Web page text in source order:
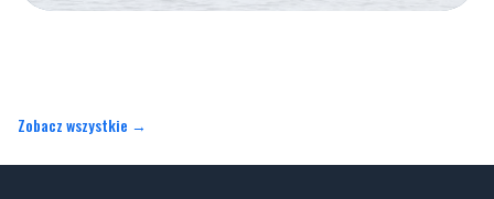
Zobacz wszystkie →